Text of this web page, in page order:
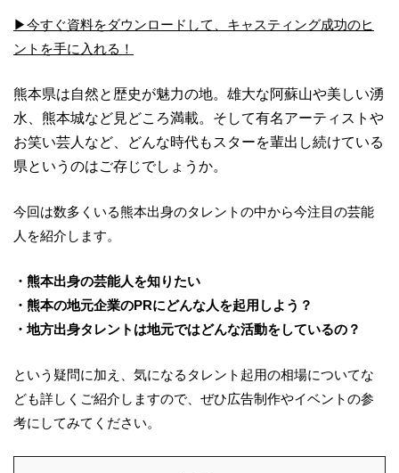
▶︎今すぐ資料をダウンロードして、キャスティング成功のヒ
ントを手に入れる！
熊本県は自然と歴史が魅力の地。雄大な阿蘇山や美しい湧
水、熊本城など見どころ満載。そして有名アーティストや
お笑い芸人など、どんな時代もスターを輩出し続けている
県というのはご存じでしょうか。
今回は数多くいる熊本出身のタレントの中から今注目の芸能
人を紹介します。
・熊本出身の芸能人を知りたい
・熊本の地元企業のPRにどんな人を起用しよう？
・地方出身タレントは地元ではどんな活動をしているの？
という疑問に加え、気になるタレント起用の相場についてな
ども詳しくご紹介しますので、ぜひ広告制作やイベントの参
考にしてみてください。